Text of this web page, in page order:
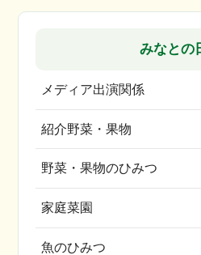
みなとの
メディア出演関係
紹介野菜・果物
野菜・果物のひみつ
家庭菜園
魚のひみつ